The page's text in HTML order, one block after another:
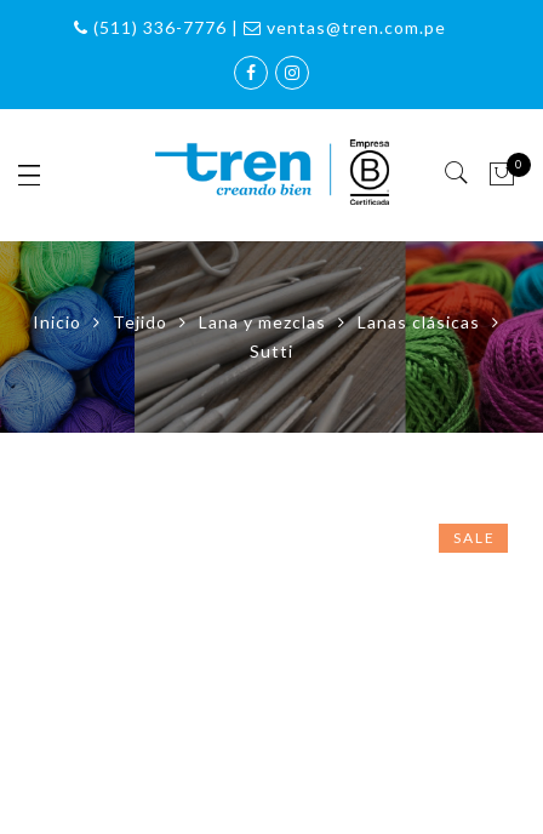
(511) 336-7776 | ventas@tren.com.pe
0
Inicio Tejido Lana y mezclas
Lanas clásicas
Sutti
SALE